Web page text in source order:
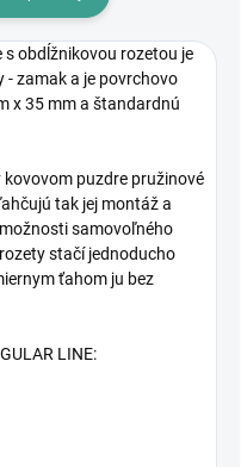
s obdĺžnikovou rozetou je
- zamak a je povrchovo
x 35 mm a štandardnú
puzdre pružinové
tak jej montáž a
samovoľného
stačí jednoducho
ťahom ju bez
LINE: